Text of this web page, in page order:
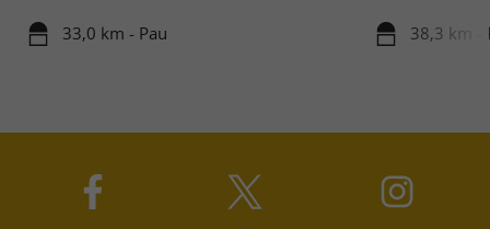
33,0 km - Pau 38,3 km -